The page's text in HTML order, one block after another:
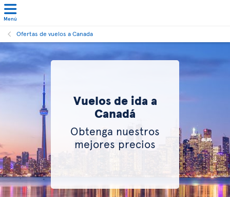
Menú
Ofertas de vuelos a Canada
Vuelos de ida a
Canadá
Obtenga nuestros
mejores precios